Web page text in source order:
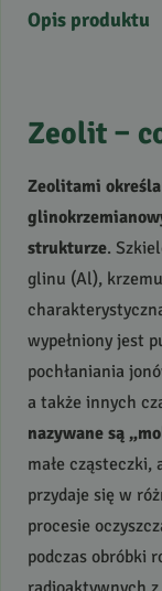
Opis produktu
Zeolit –
Zeolitami
strukturze.
glinu (Al),
wypełniony jest
pochłaniania
a także innych
nazywane są
małe cząsteczki,
przydaje się w
procesie
podczas obróbki